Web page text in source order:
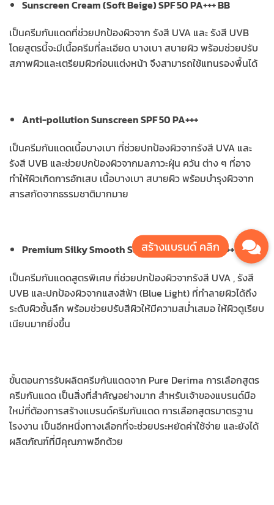
Sunscreen Cream (Soft Beige) SPF 50 PA+++ BB
เป็นครีมกันแดดที่ช่วยปกป้องผิวจาก รังสี UVA และ รังสี UVB
โดยสูตรนี้จะมีเนื้อครีมที่ละเอียด บางเบา สบายผิว พร้อมช่วยปรับ
สภาพผิวและเตรียมผิวก่อนแต่งหน้า จึงสามารถใช้แทนรองพื้นได้
Anti-pollution Sunscreen SPF 50 PA+++
เป็นครีมกันแดดเนื้อบางเบา ที่ช่วยปกป้องผิวจากรังสี UVA และ
รังสี UVB และช่วยปกป้องผิวจากมลภาวะฝุ่น ควัน ต่าง ๆ ที่อาจ
ทำให้ผิวเกิดการอักเสบ เนื้อบางเบา สบายผิว พร้อมบำรุงผิวจาก
สารสกัดจากธรรมชาติมากมาย
Premium Silky Smooth Sunscreen SPF 50 PA+++
เป็นครีมกันแดดสูตรพิเศษ ที่ช่วยปกป้องผิวจากรังสี UVA , รังสี
UVB และปกป้องผิวจากแสงสีฟ้า (Blue Light) ที่ทำลายผิวได้ถึง
ระดับผิวชั้นลึก พร้อมช่วยปรับสีผิวให้มีความสม่ำเสมอ ให้ผิวดูเรียบ
เนียนมากยิ่งขึ้น
ขั้นตอนการรับผลิตครีมกันแดดจาก Pure Derima การเลือกสูตร
ครีมกันแดด เป็นสิ่งที่สำคัญอย่างมาก สำหรับเจ้าของแบรนด์มือ
ใหม่ที่ต้องการสร้างแบรนด์ครีมกันแดด การเลือกสูตรมาตรฐาน
โรงงาน เป็นอีกหนึ่งทางเลือกที่จะช่วยประหยัดค่าใช้จ่าย และยังได้
ผลิตภัณฑ์ที่มีคุณภาพอีกด้วย